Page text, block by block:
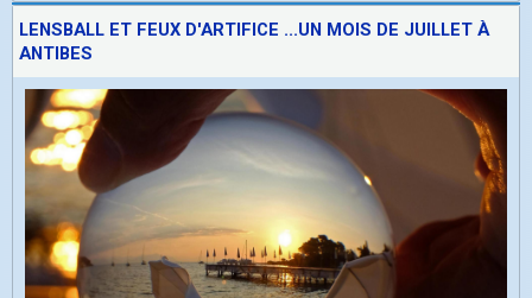
LENSBALL ET FEUX D'ARTIFICE ...UN MOIS DE JUILLET À
ANTIBES